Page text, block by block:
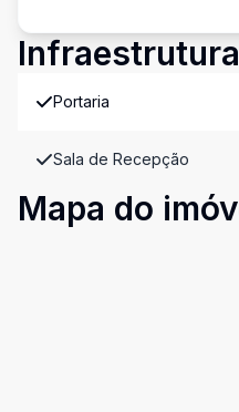
Infraestrutura
Portaria
Sala de Recepção
Mapa do